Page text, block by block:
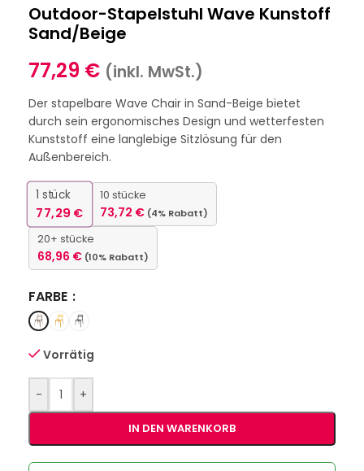
Outdoor-Stapelstuhl Wave Kunstoff
Sand/Beige
77,29 € (inkl. MwSt.)
Der stapelbare Wave Chair in Sand-Beige bietet
durch sein ergonomisches Design und wetterfesten
Kunststoff eine langlebige Sitzlösung für den
Außenbereich.
1 stück
77,29€
10 stücke
73,72 € (4% Rabatt)
20+ stücke
68,96 € (10% Rabatt)
FARBE
Vorrätig
- +
IN DEN WARENKORB